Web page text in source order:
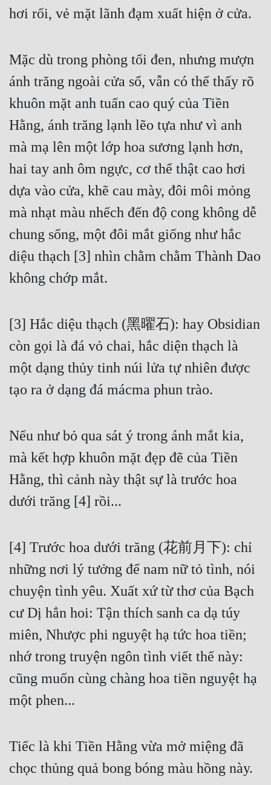
hơi rối, vẻ mặt lãnh đạm xuất hiện ở cửa.
Mặc dù trong phòng tối đen, nhưng mượn
ánh trăng ngoài cửa sổ, vẫn có thể thấy rõ
khuôn mặt anh tuấn cao quý của Tiền
Hằng, ánh trăng lạnh lẽo tựa như vì anh
mà mạ lên một lớp hoa sương lạnh hơn,
hai tay anh ôm ngực, cơ thể thật cao hơi
dựa vào cửa, khẽ cau mày, đôi môi mỏng
mà nhạt màu nhếch đến độ cong không dễ
chung sống, một đôi mắt giống như hắc
diệu thạch [3] nhìn chằm chằm Thành Dao
không chớp mắt.
[3] Hắc diệu thạch (黑曜石): hay Obsidian
còn gọi là đá vỏ chai, hắc diện thạch là
một dạng thủy tinh núi lửa tự nhiên được
tạo ra ở dạng đá mácma phun trào.
Nếu như bỏ qua sát ý trong ánh mắt kia,
mà kết hợp khuôn mặt đẹp đẽ của Tiền
Hằng, thì cảnh này thật sự là trước hoa
dưới trăng [4] rồi...
[4] Trước hoa dưới trăng (花前月下): chỉ
những nơi lý tưởng để nam nữ tỏ tình, nói
chuyện tình yêu. Xuất xứ từ thơ của Bạch
cư Dị hẳn hoi: Tận thích sanh ca dạ túy
miên, Nhược phi nguyệt hạ tức hoa tiền;
nhớ trong truyện ngôn tình viết thế này:
cũng muốn cùng chàng hoa tiền nguyệt hạ
một phen...
Tiếc là khi Tiền Hằng vừa mở miệng đã
chọc thủng quả bong bóng màu hồng này.